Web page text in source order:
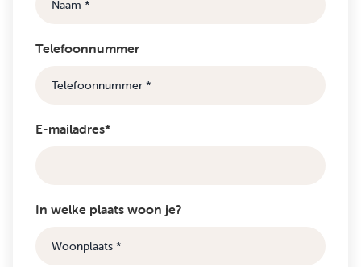
Telefoonnummer
E-mailadres*
In welke plaats woon je?